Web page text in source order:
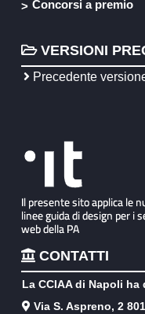
Concorsi a premio
VERSIONI
Precedente
CONTATTI
La CCIAA di Napoli ha
Via S. Aspreno, 2